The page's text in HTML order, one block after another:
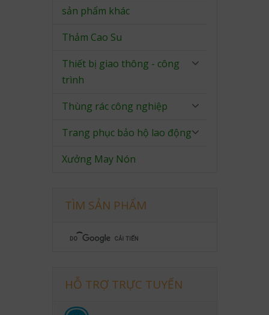
sản phẩm khác
Thảm Cao Su
Thiết bị giao thông - công
trình
Thùng rác công nghiệp
Trang phục bảo hộ lao động
Xưởng May Nón
TÌM SẢN PHẨM
HỖ TRỢ TRỰC TUYẾN